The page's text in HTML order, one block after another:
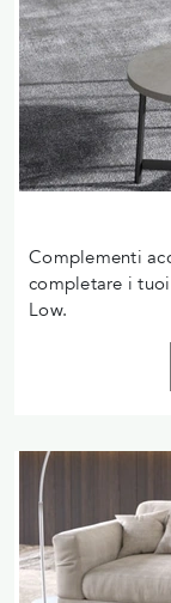
Complementi
completare i
Low.